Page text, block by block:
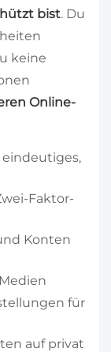
bist. Du
keine
Online-
Faktor-
Konten
für
auf privat